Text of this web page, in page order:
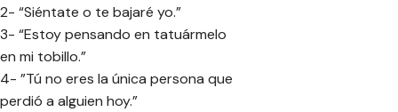
2- “Siéntate o te bajaré yo.”
3- “Estoy pensando en tatuármelo
en mi tobillo.”
4- ”Tú no eres la única persona que
perdió a alguien hoy.”